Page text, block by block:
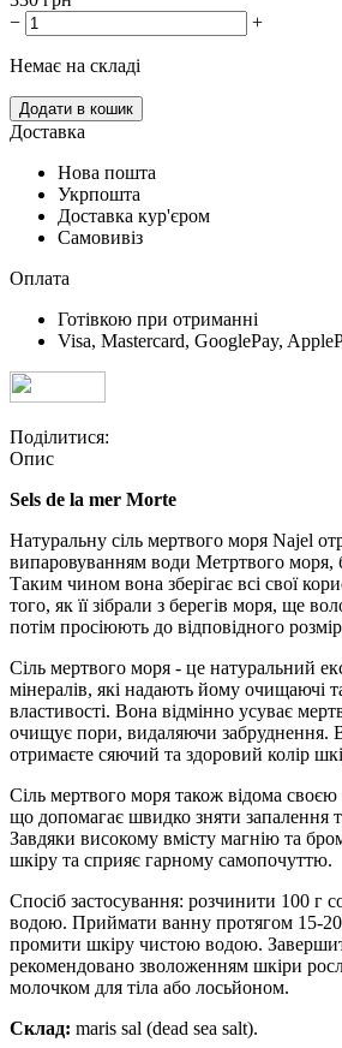
−
+
Немає на складі
Додати в кошик
Доставка
Нова пошта
Укрпошта
Доставка кур'єром
Самовивіз
Оплата
Готівкою при отриманні
Visa, Mastercard, GooglePay,
Поділитися:
Опис
Sels de la mer Morte
Натуральну сіль мертвого моря Najel
випаровуванням води Метртвого моря,
Таким чином вона зберігає всі свої
того, як її зібрали з берегів моря, ще
потім просіюють до відповідного
Сіль мертвого моря - це натуральний
мінералів, які надають йому очищаючі
властивості. Вона відмінно усуває
очищує пори, видаляючи забруднення. В
отримаєте сяючий та здоровий колір
Сіль мертвого моря також відома
що допомагає швидко зняти запалення
Завдяки високому вмісту магнію та
шкіру та сприяє гарному самопочуттю.
Спосіб застосування: розчинити 100 г
водою. Приймати ванну протягом 15-20
промити шкіру чистою водою.
рекомендовано зволоженням шкіри
молочком для тіла або лосьйоном.
Склад: maris sal (dead sea salt).